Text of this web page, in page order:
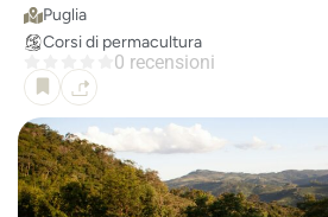
Puglia
Corsi di permacultura
0 recensioni